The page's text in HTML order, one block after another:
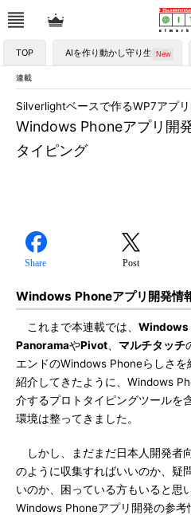
TOP AIを作り動かし守り生かす
連載
Windows Phoneアプリ開
タイピング
Silverlightベースで作るWP7アプリ
Share Post
Windows Phoneアプリ開発情
これまで本連載では、 Windows
PanoramaやPivot マルチタッチ
エンドのWindows Phoneらしさ
紹介してきたように、Windows
介するプロトタイピングツールを
環境は整ってきました。
しかし、まだまだ日本人開発者
のように収集すればいいのか、疑
いのか、困っている方もいると思
Windows Phoneアプリ開発の参考